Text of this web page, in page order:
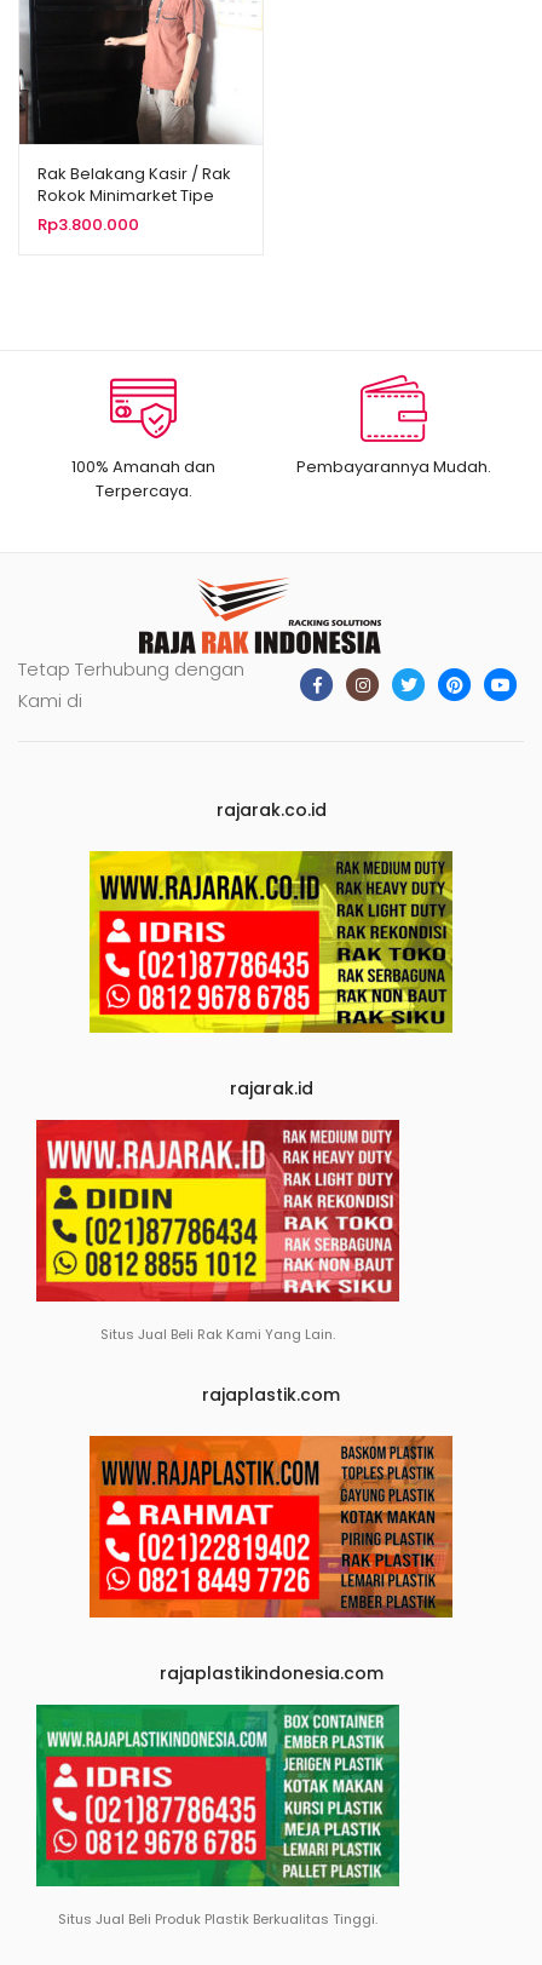
Rak Belakang Kasir / Rak
Rokok Minimarket Tipe
RBK-01AZ
Rp3.800.000
100% Amanah dan
Terpercaya.
Pembayarannya Mudah.
Tetap Terhubung dengan
Kami di
rajarak.co.id
rajarak.id
Situs Jual Beli Rak Kami Yang Lain.
rajaplastik.com
rajaplastikindonesia.com
Situs Jual Beli Produk Plastik Berkualitas Tinggi.